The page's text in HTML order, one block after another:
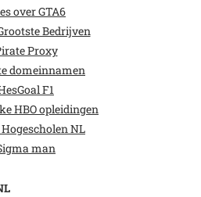
over GTA6
Bedrijven
Proxy
domeinnamen
F1
HBO opleidingen
Hogescholen NL
man